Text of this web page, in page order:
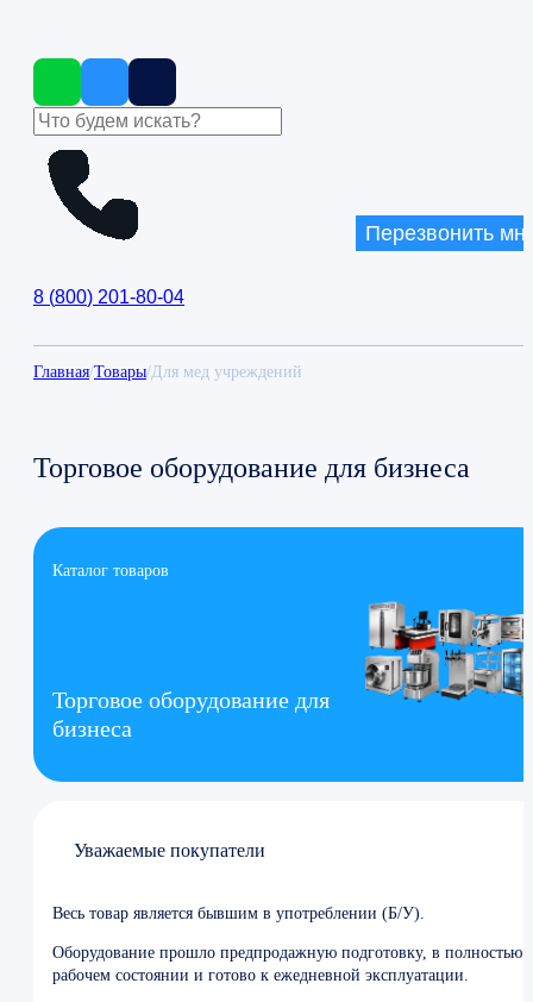
8 (800) 201-80-04
Перезвонить
Главная/Товары/Для мед учреждений
Торговое оборудование для бизнеса
Каталог товаров
Торговое оборудование для
бизнеса
Уважаемые покупатели
Весь товар является бывшим в употреблении (Б/У).
Оборудование прошло предпродажную подготовку, в полностью
рабочем состоянии и готово к ежедневной эксплуатации.